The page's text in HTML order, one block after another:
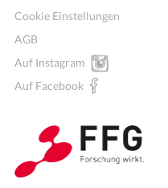
Cookie Einstellungen
AGB
Auf Instagram
Auf Facebook